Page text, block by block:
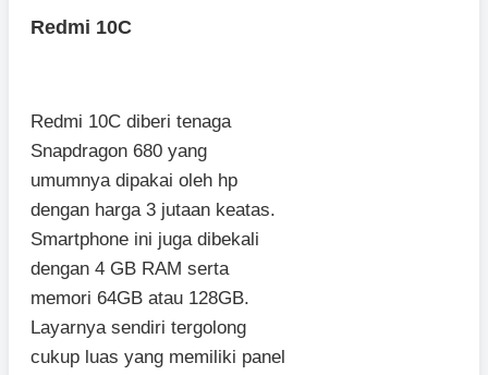
Redmi 10C
Redmi 10C diberi tenaga
Snapdragon 680 yang
umumnya dipakai oleh hp
dengan harga 3 jutaan keatas.
Smartphone ini juga dibekali
dengan 4 GB RAM serta
memori 64GB atau 128GB.
Layarnya sendiri tergolong
cukup luas yang memiliki panel